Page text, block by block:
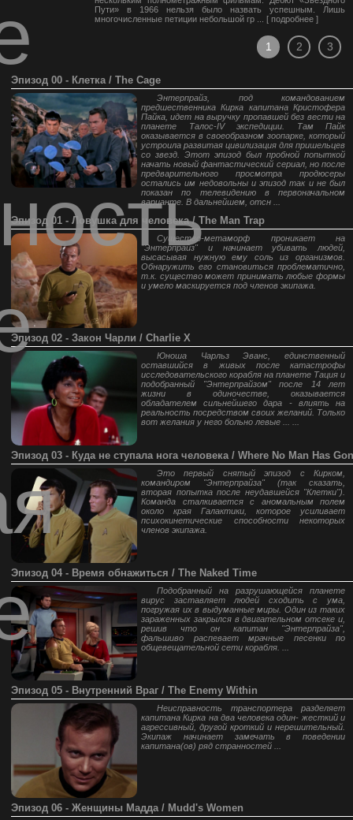
Пути» в 1966 нельзя было назвать успешным. Лишь
многочисленные петиции небольшой гр ... [ подробнее ]
1 2 3
Эпизод 00 - Клетка / The Cage
Энтерпрайз, под командованием
предшественника Кирка капитана Кристофера
Пайка, идет на выручку пропавшей без вести на
планете Талос-IV экспедиции. Там Пайк
оказывается в своеобразном зоопарке, который
устроила развитая цивилизация для пришельцев
со звезд. Этот эпизод был пробной попыткой
начать новый фантастический сериал, но после
предварительного просмотра продюсеры
остались им недовольны и эпизод так и не был
показан по телевидению в первоначальном
варианте. В дальнейшем, отсн ...
Эпизод 01 - Ловушка для человека / The Man Trap
Существо-метаморф проникает на
"Энтерпрайз" и начинает убивать людей,
высасывая нужную ему соль из организмов.
Обнаружить его становиться проблематично,
т.к. существо может принимать любые формы
и умело маскируется под членов экипажа.
Эпизод 02 - Закон Чарли / Charlie X
Юноша Чарльз Эванс, единственный
оставшийся в живых после катастрофы
исследовательского корабля на планете Тация и
подобранный "Энтерпрайзом" после 14 лет
жизни в одиночестве, оказывается
обладателем сильнейшего дара - влиять на
реальность посредством своих желаний. Только
вот желания у него больно левые ... ...
Эпизод 03 - Куда не ступала нога человека / Where No Man Has
Это первый снятый эпизод с Кирком,
командиром "Энтерпрайза" (так сказать,
вторая попытка после неудавшейся "Клетки").
Команда сталкивается с аномальным полем
около края Галактики, которое усиливает
психокинетические способности некоторых
членов экипажа.
Эпизод 04 - Время обнажиться / The Naked Time
Подобранный на разрушающейся планете
вирус заставляет людей сходить с ума,
погружая их в выдуманные миры. Один из таких
зараженных закрылся в двигательном отсеке и,
решив что он капитан "Энтерпрайза",
фальшиво распевает мрачные песенки по
общевещательной сети корабля. ...
Эпизод 05 - Внутренний Враг / The Enemy Within
Неисправность транспортера разделяет
капитана Кирка на два человека один- жесткий и
агрессивный, другой кроткий и нерешительный.
Экипаж начинает замечать в поведении
капитана(ов) ряд странностей ...
Эпизод 06 - Женщины Мадда / Mudd's Women